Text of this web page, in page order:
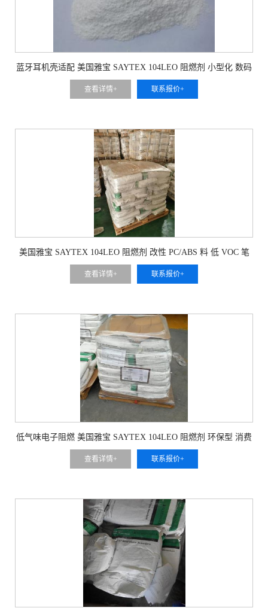
蓝牙耳机壳适配 美国雅宝 SAYTEX 104LEO 阻燃剂 小型化 数码
查看详情+ 联系报价+
美国雅宝 SAYTEX 104LEO 阻燃剂 改性 PC/ABS 料 低 VOC 笔
记本外壳防火
查看详情+ 联系报价+
低气味电子阻燃 美国雅宝 SAYTEX 104LEO 阻燃剂 环保型 消费
查看详情+ 联系报价+